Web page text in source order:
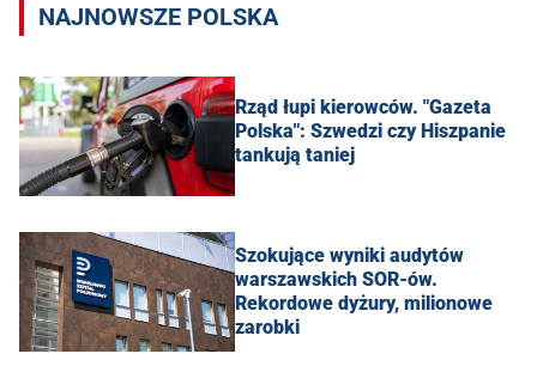
NAJNOWSZE POLSKA
Rząd łupi kierowców. "Gazeta
Polska": Szwedzi czy Hiszpanie
tankują taniej
Szokujące wyniki audytów
warszawskich SOR-ów.
Rekordowe dyżury, milionowe
zarobki